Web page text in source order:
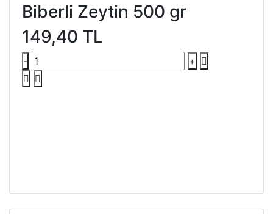
Biberli Zeytin 500 gr
149,40 TL
- +